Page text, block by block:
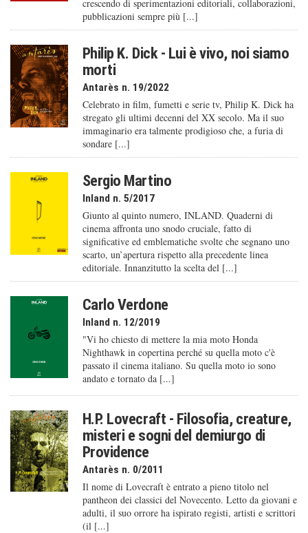
crescendo di sperimentazioni editoriali, collaborazioni,
pubblicazioni sempre più [...]
Philip K. Dick - Lui è vivo, noi siamo
morti
Antarès n. 19/2022
Celebrato in film, fumetti e serie tv, Philip K. Dick ha
stregato gli ultimi decenni del XX secolo. Ma il suo
immaginario era talmente prodigioso che, a furia di
sondare [...]
Sergio Martino
Inland n. 5/2017
Giunto al quinto numero, INLAND. Quaderni di
cinema affronta uno snodo cruciale, fatto di
significative ed emblematiche svolte che segnano uno
scarto, un’apertura rispetto alla precedente linea
editoriale. Innanzitutto la scelta del [...]
Carlo Verdone
Inland n. 12/2019
"Vi ho chiesto di mettere la mia moto Honda
Nighthawk in copertina perché su quella moto c'è
passato il cinema italiano. Su quella moto io sono
andato e tornato da [...]
H.P. Lovecraft - Filosofia, creature,
misteri e sogni del demiurgo di
Providence
Antarès n. 0/2011
Il nome di Lovecraft è entrato a pieno titolo nel
pantheon dei classici del Novecento. Letto da giovani e
adulti, il suo orrore ha ispirato registi, artisti e scrittori
(il [...]